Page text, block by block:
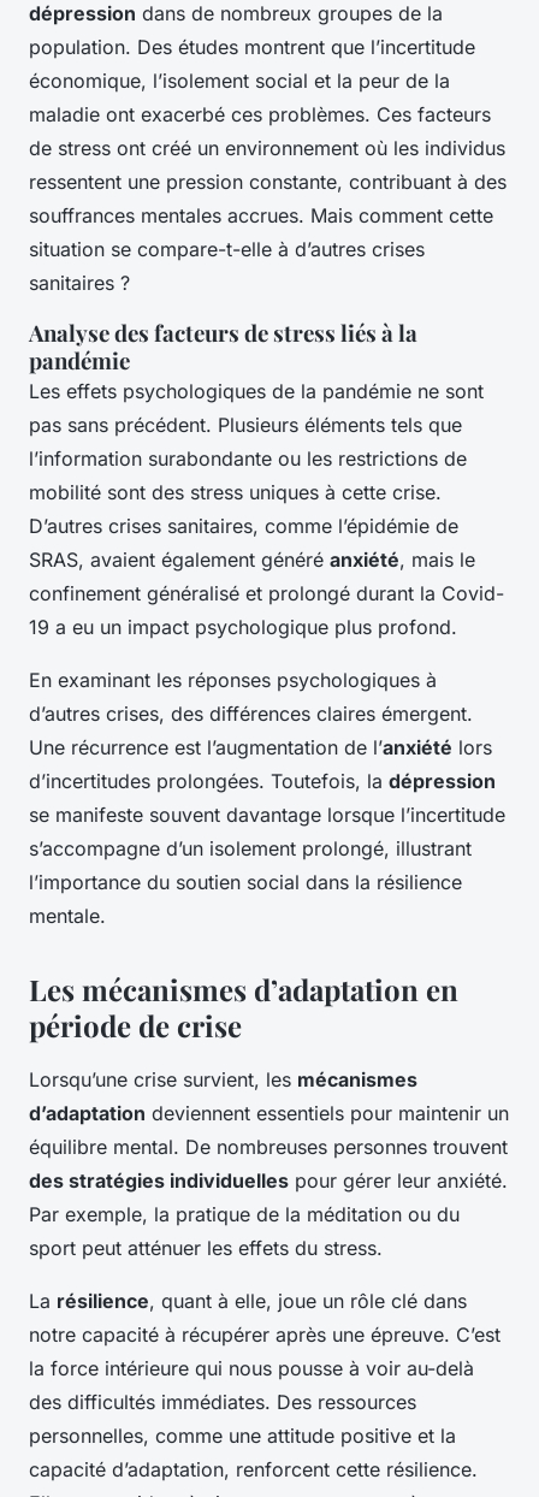
dépression dans de nombreux groupes de la
population. Des études montrent que l’incertitude
économique, l’isolement social et la peur de la
maladie ont exacerbé ces problèmes. Ces facteurs
de stress ont créé un environnement où les individus
ressentent une pression constante, contribuant à des
souffrances mentales accrues. Mais comment cette
situation se compare-t-elle à d’autres crises
sanitaires ?
Analyse des facteurs de stress liés à la
pandémie
Les effets psychologiques de la pandémie ne sont
pas sans précédent. Plusieurs éléments tels que
l’information surabondante ou les restrictions de
mobilité sont des stress uniques à cette crise.
D’autres crises sanitaires, comme l’épidémie de
SRAS, avaient également généré anxiété, mais le
confinement généralisé et prolongé durant la Covid-
19 a eu un impact psychologique plus profond.
En examinant les réponses psychologiques à
d’autres crises, des différences claires émergent.
Une récurrence est l’augmentation de l’anxiété lors
d’incertitudes prolongées. Toutefois, la dépression
se manifeste souvent davantage lorsque l’incertitude
s’accompagne d’un isolement prolongé, illustrant
l’importance du soutien social dans la résilience
mentale.
Les mécanismes d’adaptation en
période de crise
Lorsqu’une crise survient, les mécanismes
d’adaptation deviennent essentiels pour maintenir un
équilibre mental. De nombreuses personnes trouvent
des stratégies individuelles pour gérer leur anxiété.
Par exemple, la pratique de la méditation ou du
sport peut atténuer les effets du stress.
La résilience, quant à elle, joue un rôle clé dans
notre capacité à récupérer après une épreuve. C’est
la force intérieure qui nous pousse à voir au-delà
des difficultés immédiates. Des ressources
personnelles, comme une attitude positive et la
capacité d’adaptation, renforcent cette résilience.